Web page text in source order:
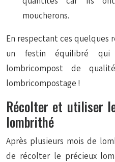
moucherons.
En respectant ces quelques
un festin équilibré qui
lombricompost de
lombricompostage !
Récolter et utiliser
lombrithé
Après plusieurs mois de
de récolter le précieux